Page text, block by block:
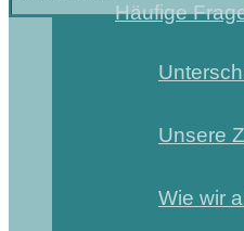
Häufige
Unsere
Wie wir